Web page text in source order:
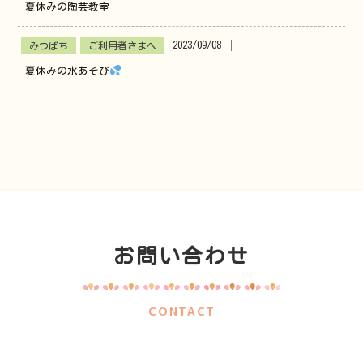
夏休みの陶芸教室
みつばち ご利用者さまへ 2023/09/08
夏休みの水あそび
お問い合わせ
CONTACT